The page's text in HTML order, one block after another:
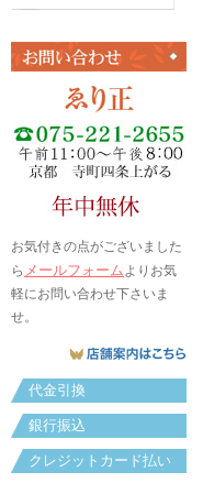
お気付きの点がございました
ら メールフォームよりお気
軽にお問い合わせ下さいま
せ。
代金引換
銀行振込
クレジットカード払い